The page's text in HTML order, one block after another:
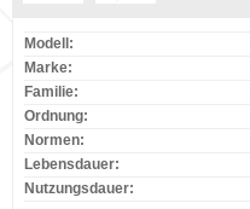
Modell:
Marke:
Familie:
Ordnung:
Normen:
Lebensdauer:
Nutzungsdauer: